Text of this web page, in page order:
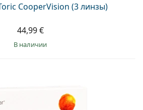
CooperVision (3 линзы)
44,99 €
в наличии